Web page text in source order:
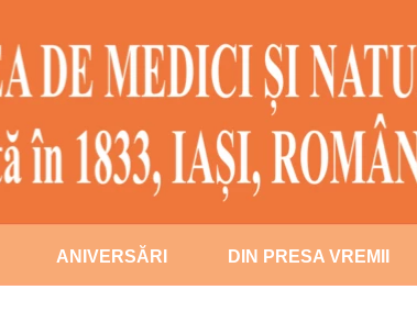
ANIVERSĂRI DIN PRESA VREMII